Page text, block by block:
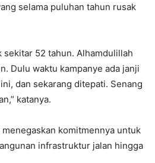
selama puluhan tahun rusak
sekitar 52 tahun. Alhamdulillah
Dulu waktu kampanye ada janji
dan sekarang ditepati. Senang
katanya.
menegaskan komitmennya untuk
infrastruktur jalan hingga